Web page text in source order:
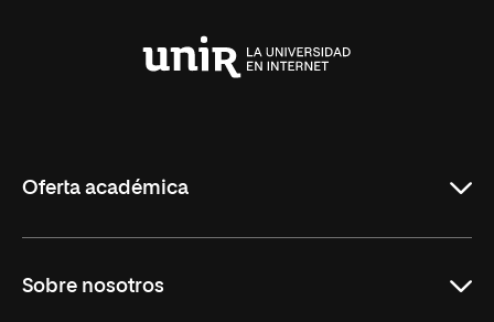
Oferta académica
Licenciaturas en línea
Sobre nosotros